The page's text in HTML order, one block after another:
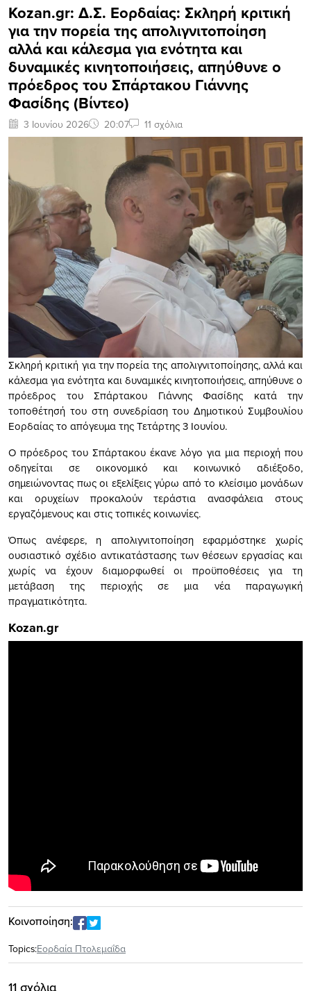
Kozan.gr: Δ.Σ. Εορδαίας: Σκληρή κριτική
για την πορεία της απολιγνιτοποίηση
αλλά και κάλεσμα για ενότητα και
δυναμικές κινητοποιήσεις, απηύθυνε ο
πρόεδρος του Σπάρτακου Γιάννης
Φασίδης (Βίντεο)
3 Ιουνίου 2026 20:07 11 σχόλια
Σκληρή κριτική για την πορεία της απολιγνιτοποίησης, αλλά και
κάλεσμα για ενότητα και δυναμικές κινητοποιήσεις, απηύθυνε ο
πρόεδρος του Σπάρτακου Γιάννης Φασίδης κατά την
τοποθέτησή του στη συνεδρίαση του Δημοτικού Συμβουλίου
Εορδαίας το απόγευμα της Τετάρτης 3 Ιουνίου.
Ο πρόεδρος του Σπάρτακου έκανε λόγο για μια περιοχή που
οδηγείται σε οικονομικό και κοινωνικό αδιέξοδο,
σημειώνοντας πως οι εξελίξεις γύρω από το κλείσιμο μονάδων
και ορυχείων προκαλούν τεράστια ανασφάλεια στους
εργαζόμενους και στις τοπικές κοινωνίες.
Όπως ανέφερε, η απολιγνιτοποίηση εφαρμόστηκε χωρίς
ουσιαστικό σχέδιο αντικατάστασης των θέσεων εργασίας και
χωρίς να έχουν διαμορφωθεί οι προϋποθέσεις για τη
μετάβαση της περιοχής σε μια νέα παραγωγική
πραγματικότητα.
Kozan.gr
Κοινοποίηση:
Topics:Εορδαία Πτολεμαΐδα
11 σχόλια